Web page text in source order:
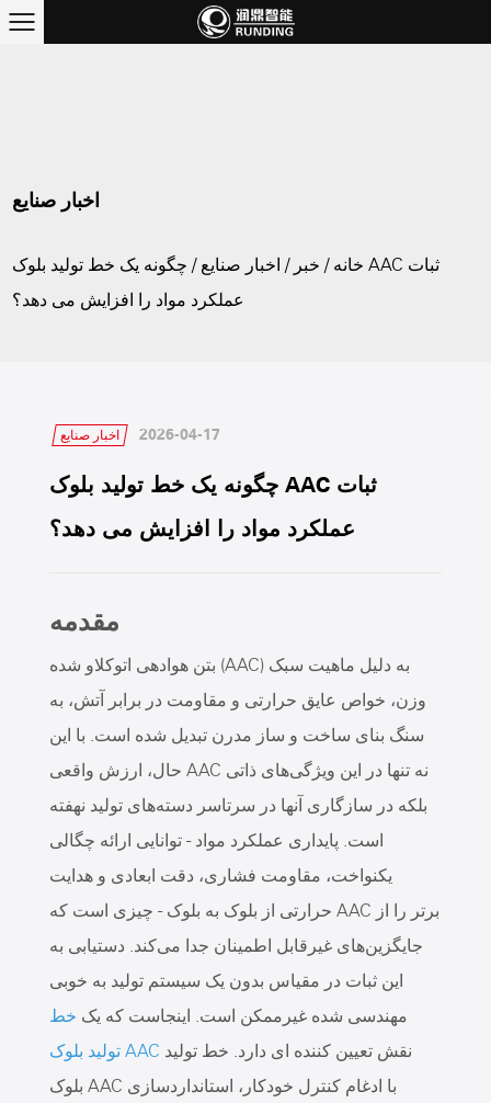
اخبار صنایع
خانه / خبر / اخبار صنایع / چگونه یک خط تولید بلوک AAC ثبات
عملکرد مواد را افزایش می دهد؟
اخبار صنایع 2026-04-17
چگونه یک خط تولید بلوک AAC ثبات
عملکرد مواد را افزایش می دهد؟
مقدمه
بتن هوادهی اتوکلاو شده (AAC) به دلیل ماهیت سبک
وزن، خواص عایق حرارتی و مقاومت در برابر آتش، به
سنگ بنای ساخت و ساز مدرن تبدیل شده است. با این
حال، ارزش واقعی AAC نه تنها در این ویژگی‌های ذاتی
بلکه در سازگاری آنها در سرتاسر دسته‌های تولید نهفته
است. پایداری عملکرد مواد - توانایی ارائه چگالی
یکنواخت، مقاومت فشاری، دقت ابعادی و هدایت
حرارتی از بلوک به بلوک - چیزی است که AAC برتر را از
جایگزین‌های غیرقابل اطمینان جدا می‌کند. دستیابی به
این ثبات در مقیاس بدون یک سیستم تولید به خوبی
مهندسی شده غیرممکن است. اینجاست که یک خط
تولید بلوک AAC نقش تعیین کننده ای دارد. خط تولید
بلوک AAC با ادغام کنترل خودکار، استانداردسازی